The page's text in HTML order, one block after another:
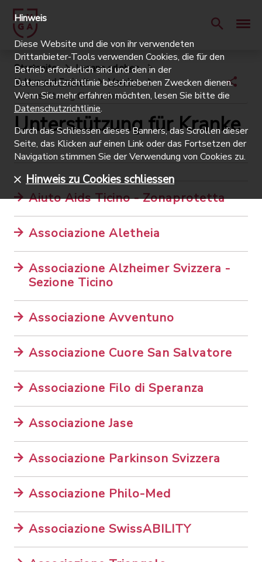
Startseite
Lugano erleben
Kultur und Freizeit
Vereine
Unterstützung für Kranke
Unterstützung für Kranke
Aiuto Aids Ticino - Zonaprotetta
Associazione Aletheia
Associazione Alzheimer Svizzera -
Sezione Ticino
Associazione Avventuno
Associazione Cuore San Salvatore
Associazione Filo di Speranza
Associazione Jase
Associazione Parkinson Svizzera
Associazione Philo-Med
Associazione SwissABILITY
Hinweis
Diese Website und die von ihr verwendeten
Drittanbieter-Tools verwenden Cookies, die für den
Betrieb erforderlich sind und den in der
Datenschutzrichtlinie beschriebenen Zwecken dienen.
Wenn Sie mehr erfahren möchten, lesen Sie bitte die
Datenschutzrichtlinie.
Durch das Schliessen dieses Banners, das Scrollen dieser
Seite, das Klicken auf einen Link oder das Fortsetzen der
Navigation stimmen Sie der Verwendung von Cookies zu.
Hinweis zu Cookies schliessen